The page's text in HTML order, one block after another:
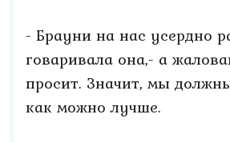
- Брауни на нас усердно
говаривала она,- а
просит. Значит, мы
как можно лучше.